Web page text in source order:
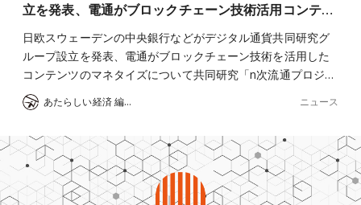
立を発表、電通がブロックチェーン技術活用コンテ…
日欧スウェーデンの中央銀行などがデジタル通貨共同研究グ
ループ設立を発表、電通がブロックチェーン技術を活用した
コンテンツのマネタイズについて共同研究「n次流通プロジ…
あたらしい経済 編集部 ニュース